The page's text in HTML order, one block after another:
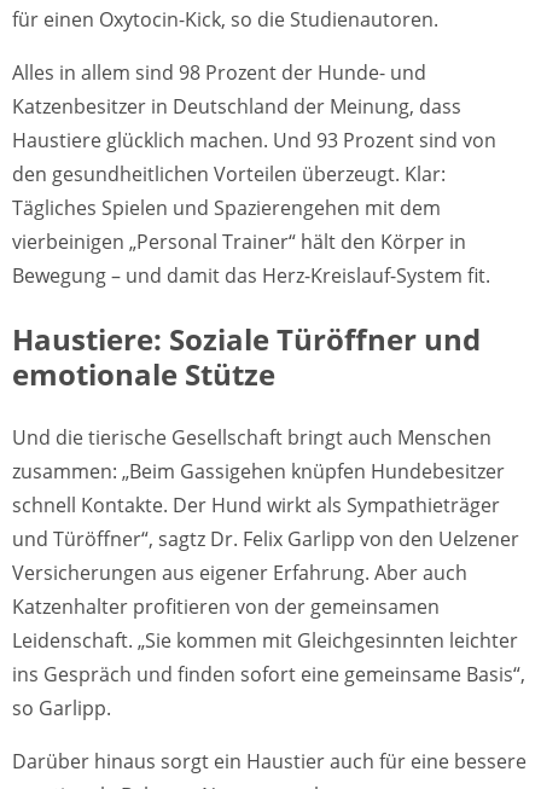
für einen Oxytocin-Kick, so die Studienautoren.
Alles in allem sind 98 Prozent der Hunde- und
Katzenbesitzer in Deutschland der Meinung, dass
Haustiere glücklich machen. Und 93 Prozent sind von
den gesundheitlichen Vorteilen überzeugt. Klar:
Tägliches Spielen und Spazierengehen mit dem
vierbeinigen „Personal Trainer“ hält den Körper in
Bewegung – und damit das Herz-Kreislauf-System fit.
Haustiere: Soziale Türöffner und
emotionale Stütze
Und die tierische Gesellschaft bringt auch Menschen
zusammen: „Beim Gassigehen knüpfen Hundebesitzer
schnell Kontakte. Der Hund wirkt als Sympathieträger
und Türöffner“, sagtz Dr. Felix Garlipp von den Uelzener
Versicherungen aus eigener Erfahrung. Aber auch
Katzenhalter profitieren von der gemeinsamen
Leidenschaft. „Sie kommen mit Gleichgesinnten leichter
ins Gespräch und finden sofort eine gemeinsame Basis“,
so Garlipp.
Darüber hinaus sorgt ein Haustier auch für eine bessere